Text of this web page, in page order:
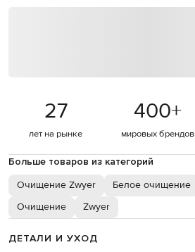
27
лет на рынке
400+
мировых брендов
Больше товаров из категорий
Очищение Zwyer Белое очищение
Очищение
Zwyer
ДЕТАЛИ И УХОД